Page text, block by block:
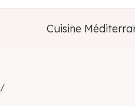
Cuisine
/